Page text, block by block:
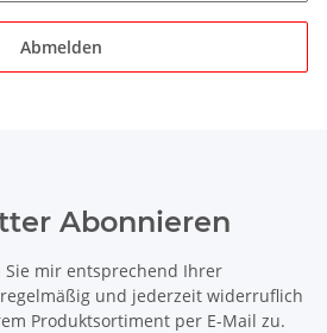
Abmelden
Abonnieren
Sie mir entsprechend Ihrer
regelmäßig und jederzeit widerruflich
Produktsortiment per E-Mail zu.